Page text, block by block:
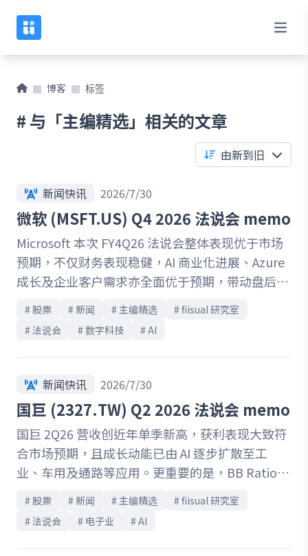
博客 标签
# 与「主编精选」相关的文章
由新到旧
新闻快讯 2026/7/30
微软 (MSFT.US) Q4 2026 法说会 memo
Microsoft 本次 FY4Q26 法说会整体表现优于市场
预期，不仅财务表现稳健，AI 商业化进展、Azure
成长及企业客户需求亦全面优于预期，带动盘后股
价明显上涨，优于同期间的 Google 与 Meta。管
理层再次强调 AI 基础建设需求仍然强劲，并透过
多模型策略、自研晶片及 Seat + Consumption 商
化为实际营收。不过，市场后续仍需观察于资本支
出扩张下的毛利率、自由现金流及 Azure 成长，以
持续验证 AI 投资报酬率及长期获利能力。
# 股票 # 新闻 # 主编精选 # fiisual 研究室
# 法说会 # 数字科技 # AI
新闻快讯 2026/7/30
国巨 (2327.TW) Q2 2026 法说会 memo
国巨 2Q26 营收创近年单季新高，获利表现大致符
合市场预期，且成长动能已由 AI 逐步扩散至工
业、车用及通路等应用。更重要的是，BB Ratio
于季末升至 2.2，预期第三季商品级与特规级产品
的产能利用率均将提高至 90%以上，显示终端需
求维持强劲，产业供需结构亦逐步转趋紧俏。部分
# 股票 # 新闻 # 主编精选 # fiisual 研究室
# 法说会 # 电子业 # AI